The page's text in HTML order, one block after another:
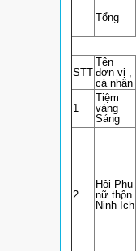
Tổng
STT
Tên
đơn vị ,
cá nhân
1
Tiệm
vàng
Sáng
2
Hội Phụ
nữ thôn
Ninh Ích